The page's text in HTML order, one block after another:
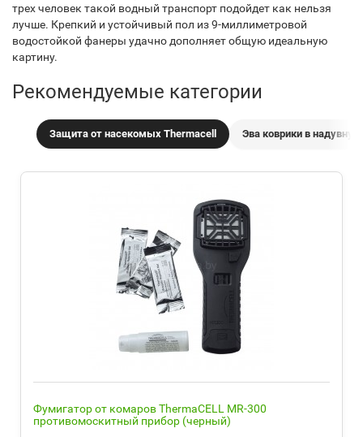
трех человек такой водный транспорт подойдет как нельзя
лучше. Крепкий и устойчивый пол из 9-миллиметровой
водостойкой фанеры удачно дополняет общую идеальную
картину.
Рекомендуемые категории
Защита от насекомых Thermacell Эва коврики в
Фумигатор от комаров ThermaCELL MR-300
противомоскитный прибор (черный)